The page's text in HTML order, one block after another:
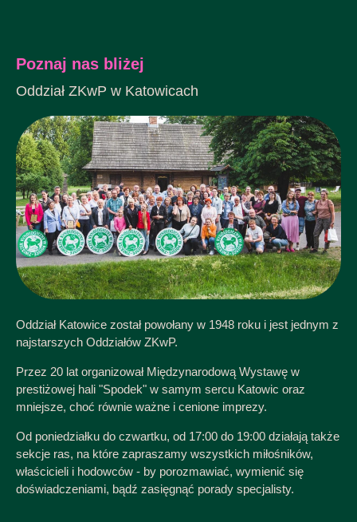
Poznaj nas bliżej
Oddział ZKwP w Katowicach
Oddział Katowice został powołany w 1948 roku i jest jednym z
najstarszych Oddziałów ZKwP.
Przez 20 lat organizował Międzynarodową Wystawę w
prestiżowej hali "Spodek" w samym sercu Katowic oraz
mniejsze, choć równie ważne i cenione imprezy.
Od poniedziałku do czwartku, od 17:00 do 19:00 działają także
sekcje ras, na które zapraszamy wszystkich miłośników,
właścicieli i hodowców - by porozmawiać, wymienić się
doświadczeniami, bądź zasięgnąć porady specjalisty.